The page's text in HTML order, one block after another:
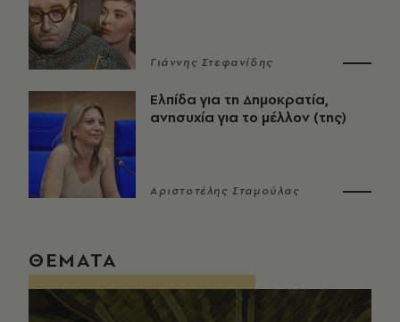
Γιάννης Στεφανίδης
Ελπίδα για τη Δημοκρατία,
ανησυχία για το μέλλον (της)
Αριστοτέλης Σταμούλας
ΘΕΜΑΤΑ